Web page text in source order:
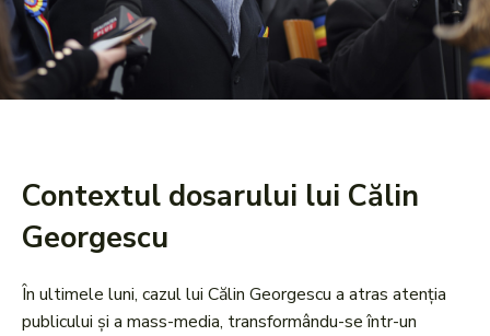
Contextul dosarului lui Călin
Georgescu
În ultimele luni, cazul lui Călin Georgescu a atras atenția
publicului și a mass-media, transformându-se într-un